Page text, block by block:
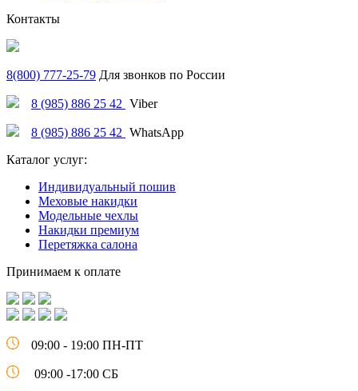
Контакты
8(800) 777-25-79 Для звонков по России
8 (985) 886 25 42 Viber
8 (985) 886 25 42 WhatsApp
Каталог услуг:
Индивидуальный пошив
Меховые накидки
Модельные чехлы
Накидки премиум
Перетяжка салона
Принимаем к оплате
09:00 - 19:00 ПН-ПТ
09:00 -17:00 СБ